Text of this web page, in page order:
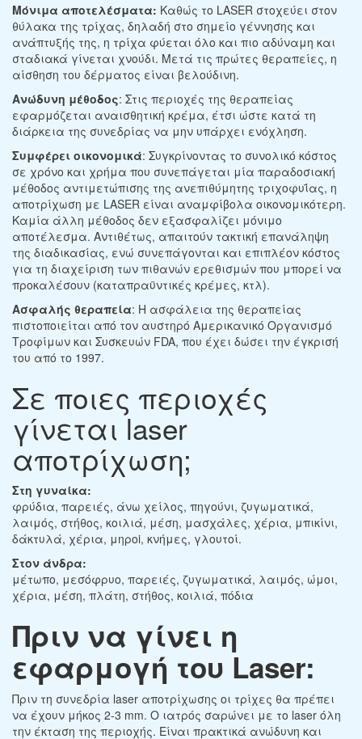
Μόνιμα αποτελέσματα: Καθώς το LASER στοχεύει στον
θύλακα της τρίχας, δηλαδή στο σημείο γέννησης και
ανάπτυξής της, η τρίχα φύεται όλο και πιο αδύναμη και
σταδιακά γίνεται χνούδι. Μετά τις πρώτες θεραπείες, η
αίσθηση του δέρματος είναι βελούδινη.
Ανώδυνη μέθοδος: Στις περιοχές της θεραπείας
εφαρμόζεται αναισθητική κρέμα, έτσι ώστε κατά τη
διάρκεια της συνεδρίας να μην υπάρχει ενόχληση.
Συμφέρει οικονομικά: Συγκρίνοντας το συνολικό κόστος
σε χρόνο και χρήμα που συνεπάγεται μία παραδοσιακή
μέθοδος αντιμετώπισης της ανεπιθύμητης τριχοφυΐας, η
αποτρίχωση με LASER είναι αναμφίβολα οικονομικότερη.
Καμία άλλη μέθοδος δεν εξασφαλίζει μόνιμο
αποτέλεσμα. Αντιθέτως, απαιτούν τακτική επανάληψη
της διαδικασίας, ενώ συνεπάγονται και επιπλέον κόστος
για τη διαχείριση των πιθανών ερεθισμών που μπορεί να
προκαλέσουν (καταπραϋντικές κρέμες, κτλ).
Ασφαλής θεραπεία: Η ασφάλεια της θεραπείας
πιστοποιείται από τον αυστηρό Αμερικανικό Οργανισμό
Τροφίμων και Συσκευών FDA, που έχει δώσει την έγκρισή
του από το 1997.
Σε ποιες περιοχές
γίνεται laser
αποτρίχωση;
Στη γυναίκα:
φρύδια, παρειές, άνω χείλος, πηγούνι, ζυγωματικά,
λαιμός, στήθος, κοιλιά, μέση, μασχάλες, χέρια, μπικίνι,
δάκτυλά, χέρια, μηρoi, κνήμες, γλουτοί.
Στον άνδρα:
μέτωπο, μεσόφρυο, παρειές, ζυγωματικά, λαιμός, ώμοι,
χέρια, μέση, πλάτη, στήθος, κοιλιά, πόδια
Πριν να γίνει η
εφαρμογή του Laser:
Πριν τη συνεδρία laser αποτρίχωσης οι τρίχες θα πρέπει
να έχουν μήκος 2-3 mm. Ο ιατρός σαρώνει με το laser όλη
την έκταση της περιοχής. Είναι πρακτικά ανώδυνη και